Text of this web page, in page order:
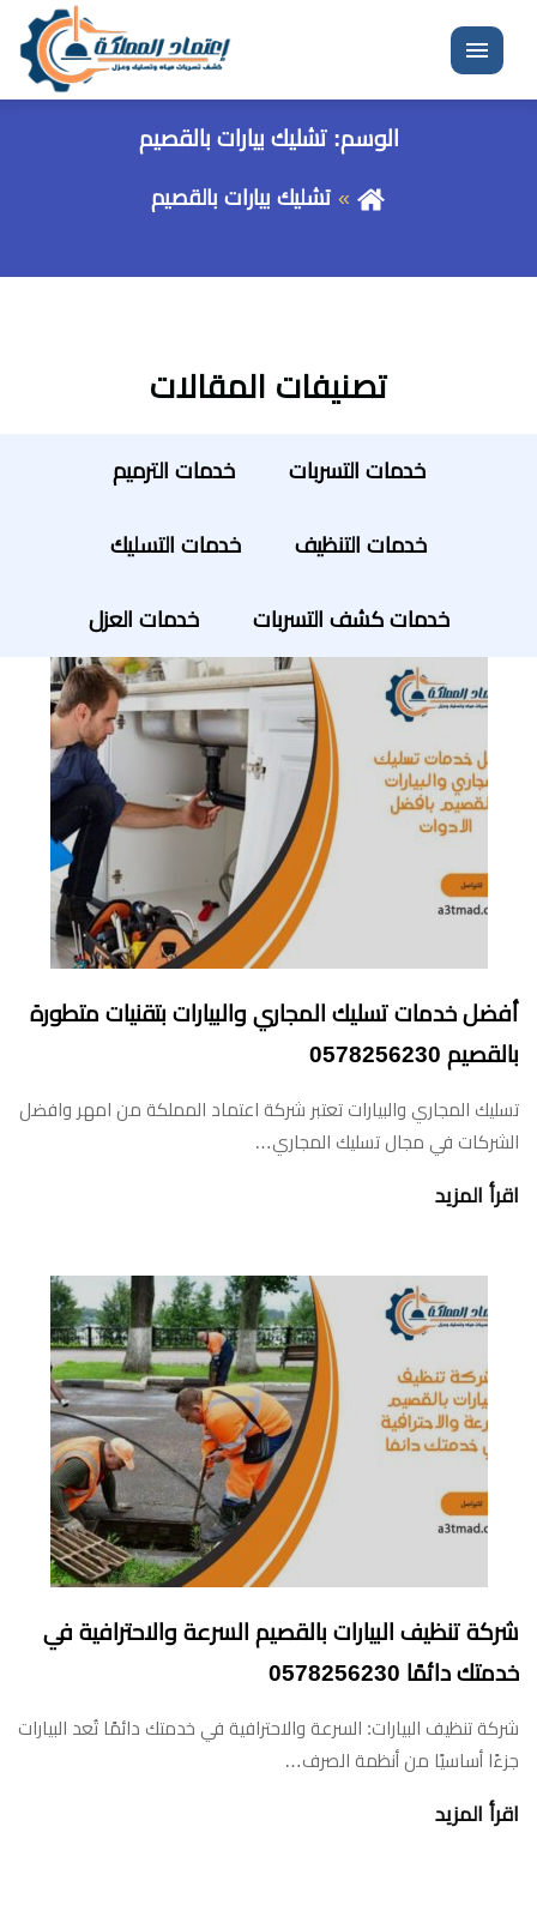
القائمة
الوسم:تشليك بيارات بالقصيم
تشليك بيارات بالقصيم
تصنيفات المقالات
خدمات التسربات خدمات الترميم
خدمات التنظيف خدمات التسليك
خدمات كشف التسربات خدمات العزل
أفضل خدمات تسليك المجاري والبيارات بتقنيات متطورة
بالقصيم 0578256230
تسليك المجاري والبيارات تعتبر شركة اعتماد المملكة من امهر وافضل
الشركات في مجال تسليك المجاري…
اقرأ المزيد
شركة تنظيف البيارات بالقصيم السرعة والاحترافية في
خدمتك دائمًا 0578256230
شركة تنظيف البيارات: السرعة والاحترافية في خدمتك دائمًا تُعد البيارات
جزءًا أساسيًا من أنظمة الصرف…
اقرأ المزيد